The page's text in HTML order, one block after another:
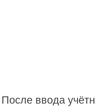
После ввода